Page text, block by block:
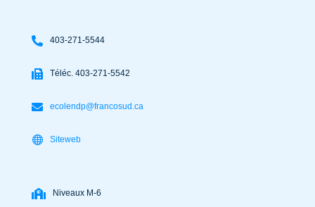
403-271-5544
Téléc. 403-271-5542
ecolendp@francosud.ca
Siteweb
Niveaux M-6